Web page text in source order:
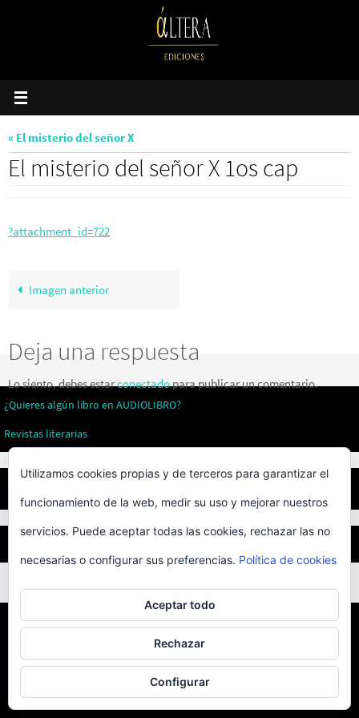
« El misterio del señor X
El misterio del señor X 1os cap
?attachment_id=722
Imagen anterior
Deja una respuesta
Lo siento, debes estarconectadopara publicar un comentario.
¿Quieres algún libro en AUDIOLIBRO?
Revistas literarias
Desarrollado por Enrique Sevillano
Funciona conNirvana&WordPress.
Utilizamos cookies propias y de terceros para garantizar el
funcionamiento de la web, medir su uso y mejorar nuestros
servicios. Puede aceptar todas las cookies, rechazar las no
necesarias o configurar sus preferencias. Política de cookies
Aceptar todo
Rechazar
Configurar